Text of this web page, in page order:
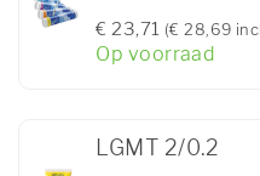
€ 23,71 (€ 28,69
Op voorraad
LGMT 2/0.2